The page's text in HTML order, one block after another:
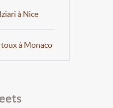
à Nice
à Monaco